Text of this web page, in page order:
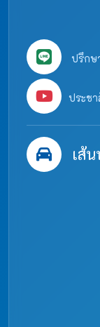
ปรึกษ
ประช
เส้